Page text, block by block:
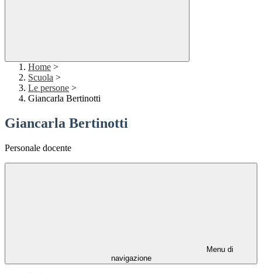
Home >
Scuola >
Le persone >
Giancarla Bertinotti
Giancarla Bertinotti
Personale docente
Menu di
navigazione